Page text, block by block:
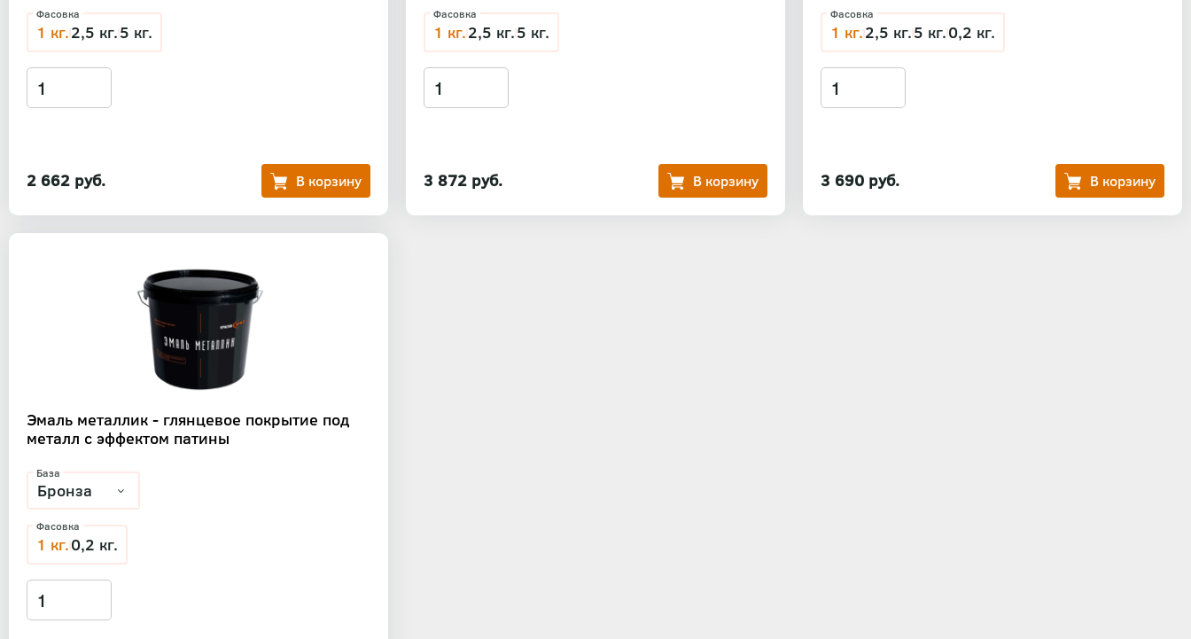
2 662 руб.
Фасовка
1 кг.2,5 кг.5 кг.
3 872 руб.
Фасовка
1 кг.2,5 кг.5 кг.
3 690 руб.
Фасовка
1 кг.2,5 кг.5 кг.0,2 кг.
Эмаль металлик - глянцевое покрытие под
металл с эффектом патины
База
Фасовка
1 кг.0,2 кг.